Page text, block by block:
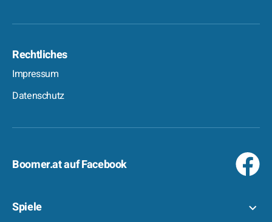
Rechtliches
Impressum
Datenschutz
Boomer.at auf Facebook
Spiele